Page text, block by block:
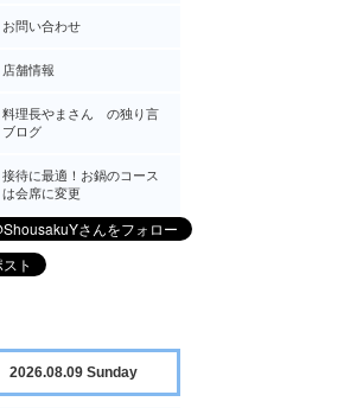
お問い合わせ
店舗情報
料理長やまさん の独り言
ブログ
接待に最適！お鍋のコース
は会席に変更
2026.08.09 Sunday